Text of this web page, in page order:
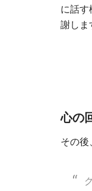
に話す
謝しま
心の
その後